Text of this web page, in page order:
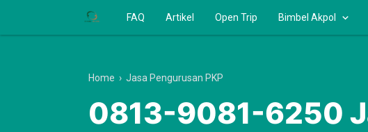
FAQ Artikel Open Trip Bimbel Akpol
Home › Jasa Pengurusan PKP
0813-9081-6250